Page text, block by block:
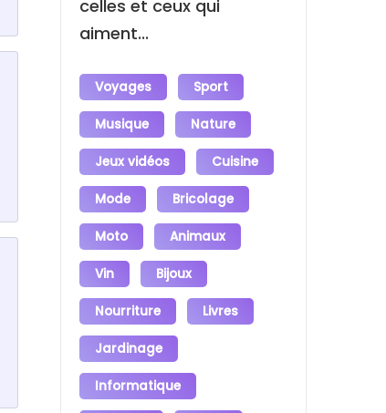
celles et ceux qui
aiment...
Voyages Sport
Musique Nature
Jeux vidéos Cuisine
Mode Bricolage
Moto Animaux
Vin Bijoux
Nourriture Livres
Jardinage
Informatique